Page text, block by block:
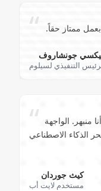
“ ممتاز حقاً.
جونشاروف
التنفيذي لسيلوم
“ منبهر. الواجهة
الذكاء الاصطناعي
كيث جوردان
مستخدم لايت أب